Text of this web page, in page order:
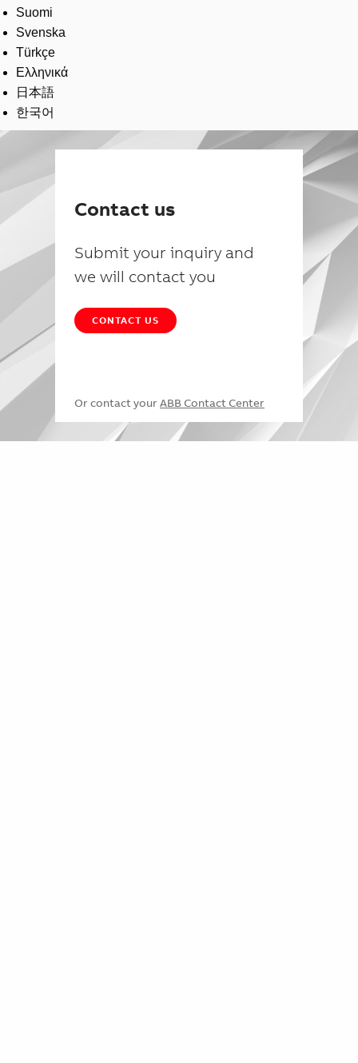
Suomi
Svenska
Türkçe
Ελληνικά
日本語
한국어
Contact us
Submit your inquiry and
we will contact you
CONTACT US
Or contact your ABB Contact Center